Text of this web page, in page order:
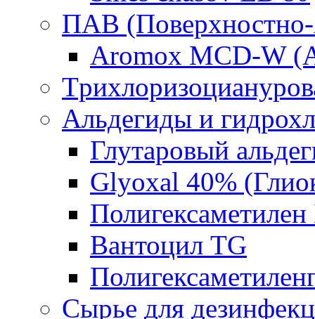
ПАВ
Aromox MCD-W
Альдегиды и
Глутаровый
Glyoxal 40%
Вантоцил TG
Сырье для